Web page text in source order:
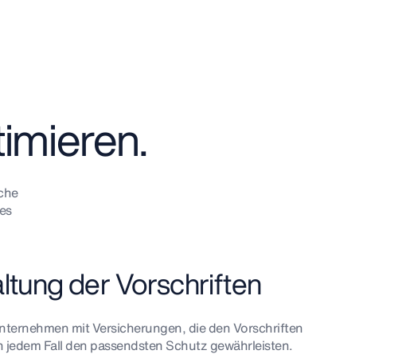
der Vorschriften
mit Versicherungen, die den Vorschriften
Fall den passendsten Schutz gewährleisten.